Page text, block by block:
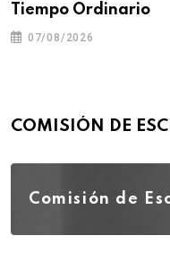
Tiempo Ordinario
07/08/2026
COMISIÓN DE
Comisión de